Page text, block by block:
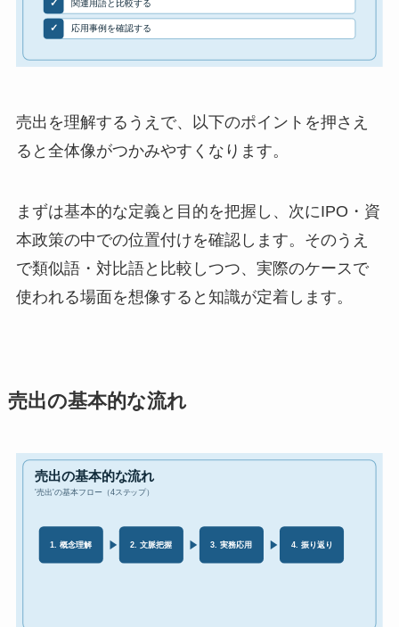
売出を理解するうえで、以下のポイントを押さえ
ると全体像がつかみやすくなります。
まずは基本的な定義と目的を把握し、次にIPO・資
本政策の中での位置付けを確認します。そのうえ
で類似語・対比語と比較しつつ、実際のケースで
使われる場面を想像すると知識が定着します。
売出の基本的な流れ